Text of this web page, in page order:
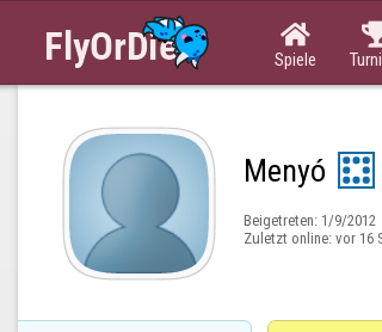

Spiele
Menyó
Beigetreten: 1/9/2012
Zuletzt online: vor 16